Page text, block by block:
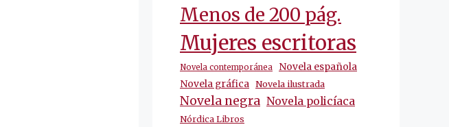
Menos de 200 pág.
Mujeres escritoras
Novela contemporánea
Novela española
Novela gráfica Novela ilustrada
Novela negra Novela policíaca
Nórdica Libros